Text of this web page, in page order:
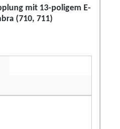
mit 13-poligem E-
(710, 711)